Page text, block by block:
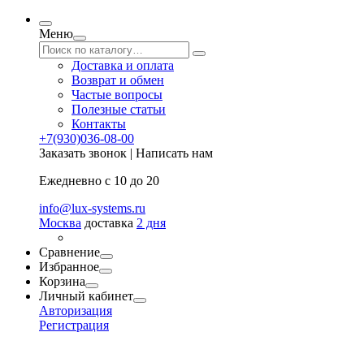
Меню
Доставка и оплата
Возврат и обмен
Частые вопросы
Полезные статьи
Контакты
+7(930)036-08-00
Заказать звонок | Написать нам
Ежедневно с 10 до 20
info@lux-systems.ru
Москва доставка 2 дня
Сравнение
Избранное
Корзина
Личный кабинет
Авторизация
Регистрация